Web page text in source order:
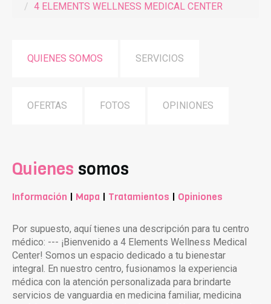
4 ELEMENTS WELLNESS MEDICAL CENTER
QUIENES SOMOS SERVICIOS
OFERTAS FOTOS OPINIONES
Quienes somos
Información | Mapa | Tratamientos | Opiniones
Por supuesto, aquí tienes una descripción para tu centro
médico: --- ¡Bienvenido a 4 Elements Wellness Medical
Center! Somos un espacio dedicado a tu bienestar
integral. En nuestro centro, fusionamos la experiencia
médica con la atención personalizada para brindarte
servicios de vanguardia en medicina familiar, medicina